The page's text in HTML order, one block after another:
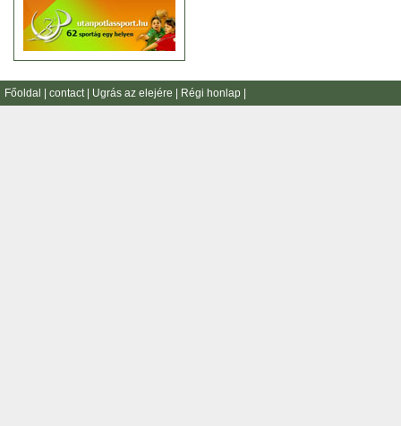
Főoldal | contact | Ugrás az elejére | Régi honlap |